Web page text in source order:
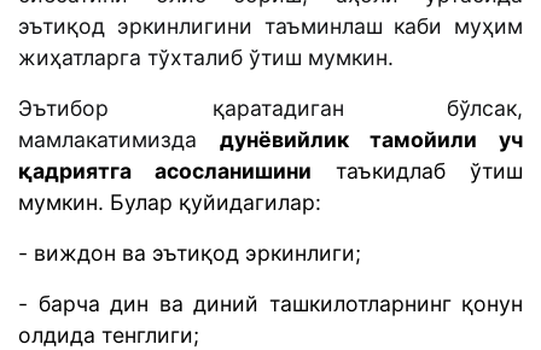
эътиқод эркинлигини таъминлаш каби муҳим
жиҳатларга тўхталиб ўтиш мумкин.
Эътибор қаратадиган бўлсак,
мамлакатимизда дунёвийлик тамойили уч
қадриятга асосланишини таъкидлаб ўтиш
мумкин. Булар қуйидагилар:
- виждон ва эътиқод эркинлиги;
- барча дин ва диний ташкилотларнинг қонун
олдида тенглиги;